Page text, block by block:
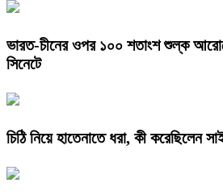
ভারত-চীনের ওপর ১০০ শতাংশ শুল্ক
সিনেটে
চিঠি নিয়ে হাতেনাতে ধরা, কী করেছিলেন